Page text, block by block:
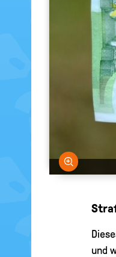
Bild
und